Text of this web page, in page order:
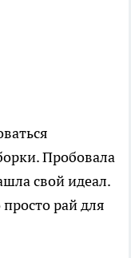
Пробовала
свой идеал.
рай для